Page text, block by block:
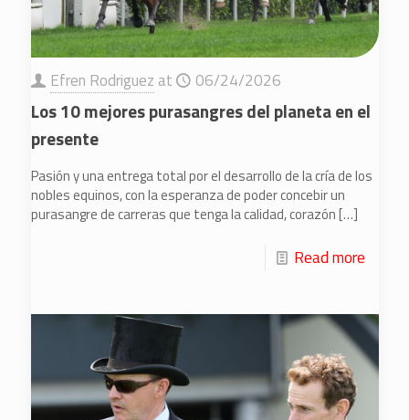
Efren Rodriguez at 06/24/2026
Los 10 mejores purasangres del planeta en el
presente
Pasión y una entrega total por el desarrollo de la cría de los
nobles equinos, con la esperanza de poder concebir un
purasangre de carreras que tenga la calidad, corazón[…]
Read more